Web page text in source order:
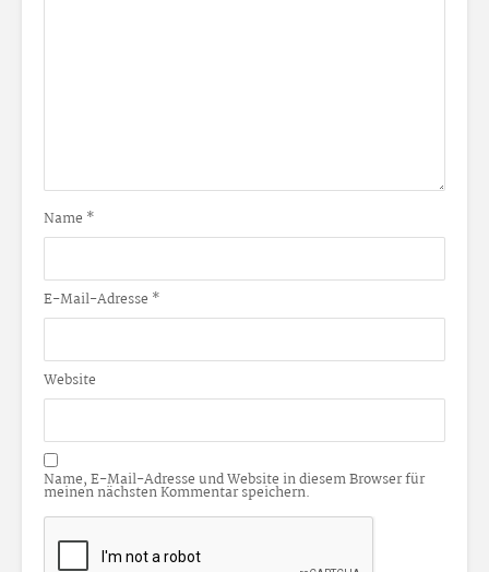
Name *
E-Mail-Adresse *
Website
Name, E-Mail-Adresse und Website in diesem Browser für
meinen nächsten Kommentar speichern.